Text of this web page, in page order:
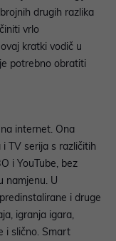
drugih razlika
vrlo
kratki vodič u
potrebno obratiti
internet. Ona
TV serija s različitih
i YouTube, bez
namjenu. U
i druge
igranja igara,
i slično. Smart